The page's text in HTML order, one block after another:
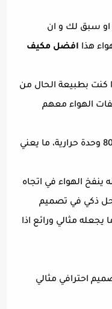
او سبق لك و ان
هذا افضل مكيف
كنت بطبيعة الحال من
الهواء معهم
يأتي هذا المكيف مع ما يصل إلى 8000 وحدة حرارية، ما يعني
ينفخ الهواء في اتجاه
حل ذكي في تصميم
يجعله مثالي ورائع اذا
احترافي مثالي